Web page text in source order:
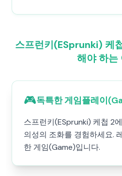
스프런키(ESprunki) 케
해야 하는
🎮독특한 게임플레이
스프런키(ESprunki) 케첩 2
의성의 조화를 경험하세요.
한 게임(Game)입니다.